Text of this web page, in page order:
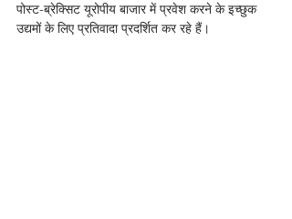
पोस्ट-ब्रेक्सिट यूरोपीय बाजार में प्रवेश करने के इच्छुक
उद्यमों के लिए प्रतिवादा प्रदर्शित कर रहे हैं।